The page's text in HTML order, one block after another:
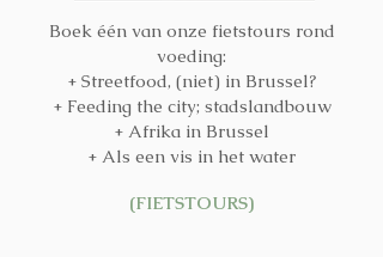
​Boek één van onze fietstours rond
voeding:
+ Streetfood, (niet) in Brussel?
+ Feeding the city; stadslandbouw
+ Afrika in Brussel
+ Als een vis in het water
(FIETSTOURS)